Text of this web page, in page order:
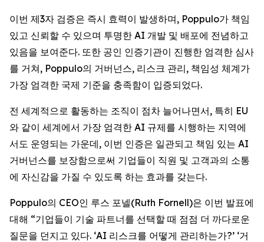
이번 제3자 검증은 즉시 효력이 발생하며, Poppulo가 책임
있고 신뢰할 수 있으며 투명한 AI 개발 및 배포에 전념하고
있음을 보여준다. 또한 공인 인증기관이 진행한 엄격한 심사
를 거쳐, Poppulo의 거버넌스, 리스크 관리, 책임성 체계가
가장 엄격한 국제 기준을 충족함이 입증되었다.
전 세계적으로 활동하는 조직이 점차 늘어나면서, 특히 EU
와 같이 세계에서 가장 엄격한 AI 규제를 시행하는 지역에
서도 운영되는 가운데, 이번 인증은 일관되고 책임 있는 AI
거버넌스를 보장함으로써 기업들이 직원 및 고객과의 소통
에 자신감을 가질 수 있도록 하는 효과를 갖는다.
Poppulo의 CEO인 루스 포넬(Ruth Fornell)은 이번 발표에
대해 “기업들이 기술 파트너를 선택할 때 점점 더 까다로운
질문을 던지고 있다. ‘AI 리스크를 어떻게 관리하는가?’ ‘거